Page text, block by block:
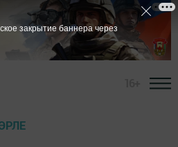
закрытие баннера через